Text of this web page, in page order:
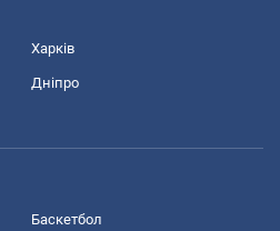
Харків
Дніпро
Баскетбол